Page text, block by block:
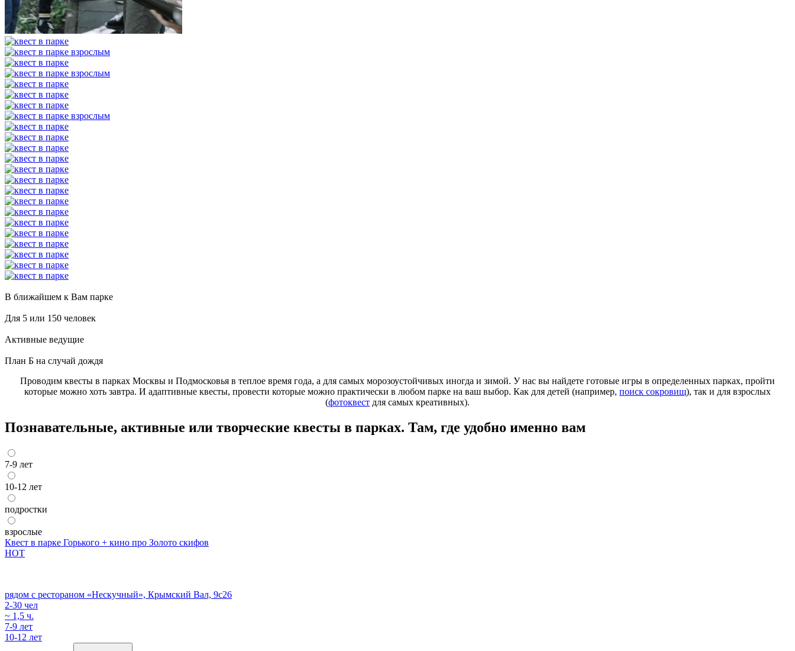
В ближайшем к Вам парке
Для 5 или 150 человек
Активные ведущие
План Б на случай дождя
Проводим квесты в парках Москвы и Подмосковья в теплое время года, а для самых морозоустойчивых иногда и зимой. У нас вы найдете готовые игры в определенных парках, пройти
которые можно хоть завтра. И адаптивные квесты, провести которые можно практически в любом парке на ваш выбор. Как для детей (например, поиск сокровищ), так и для взрослых
(фотоквест для самых креативных).
Познавательные, активные или творческие квесты в парках. Там, где удобно именно вам
7-9 лет
10-12 лет
подростки
взрослые
Квест в парке Горького + кино про Золото скифов
HOT
рядом с рестораном «Нескучный», Крымский Вал, 9с26
2-30 чел
~ 1,5 ч.
7-9 лет
10-12 лет